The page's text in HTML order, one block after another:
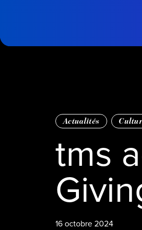
tms
Actualités
16 octobre 2024